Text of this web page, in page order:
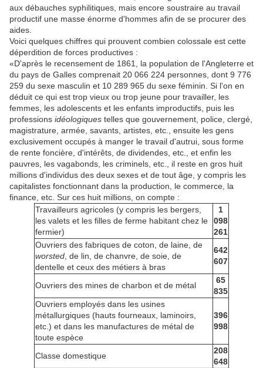
aux débauches syphilitiques, mais encore soustraire au travail
productif une masse énorme d'hommes afin de se procurer des
aides.
Voici quelques chiffres qui prouvent combien colossale est cette
déperdition de forces productives :
«D'après le recensement de 1861, la population de l'Angleterre et
du pays de Galles comprenait 20 066 224 personnes, dont 9 776
259 du sexe masculin et 10 289 965 du sexe féminin. Si l'on en
déduit ce qui est trop vieux ou trop jeune pour travailler, les
femmes, les adolescents et les enfants improductifs, puis les
professions idéologiques telles que gouvernement, police, clergé,
magistrature, armée, savants, artistes, etc., ensuite les gens
exclusivement occupés à manger le travail d'autrui, sous forme
de rente foncière, d'intérêts, de dividendes, etc., et enfin les
pauvres, les vagabonds, les criminels, etc., il reste en gros huit
millions d'individus des deux sexes et de tout âge, y compris les
capitalistes fonctionnant dans la production, le commerce, la
finance, etc. Sur ces huit millions, on compte :
Travailleurs agricoles (y compris les bergers,
les valets et les filles de ferme habitant chez le
fermier)
1
098
261
Ouvriers des fabriques de coton, de laine, de
worsted , de lin, de chanvre, de soie, de
dentelle et ceux des métiers à bras
642
607
Ouvriers des mines de charbon et de métal
65
835
Ouvriers employés dans les usines
métallurgiques (hauts fourneaux, laminoirs,
etc.) et dans les manufactures de métal de
toute espèce
396
998
Classe domestique
208
648